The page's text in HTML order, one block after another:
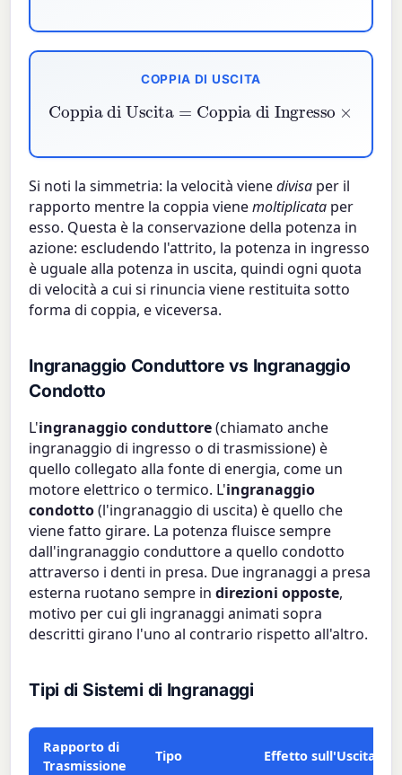
COPPIA DI USCITA
Coppia di Uscita=
Coppia di Ingresso×Rapporto di Trasmissione
Si noti la simmetria: la velocità vienedivisa per il
rapporto mentre la coppia vienemoltiplicata per
esso. Questa è la conservazione della potenza in
azione: escludendo l'attrito, la potenza in ingresso
è uguale alla potenza in uscita, quindi ogni quota
di velocità a cui si rinuncia viene restituita sotto
forma di coppia, e viceversa.
Ingranaggio Conduttore vs Ingranaggio
Condotto
L'ingranaggio conduttore(chiamato anche
ingranaggio di ingresso o di trasmissione) è
quello collegato alla fonte di energia, come un
motore elettrico o termico. L'ingranaggio
condotto(l'ingranaggio di uscita) è quello che
viene fatto girare. La potenza fluisce sempre
dall'ingranaggio conduttore a quello condotto
attraverso i denti in presa. Due ingranaggi a presa
esterna ruotano sempre indirezioni opposte,
motivo per cui gli ingranaggi animati sopra
descritti girano l'uno al contrario rispetto all'altro.
Tipi di Sistemi di Ingranaggi
Rapporto di
Trasmissione
Tipo Effetto sull'Uscita